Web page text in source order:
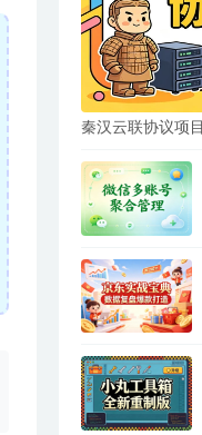
秦汉云联协议项目